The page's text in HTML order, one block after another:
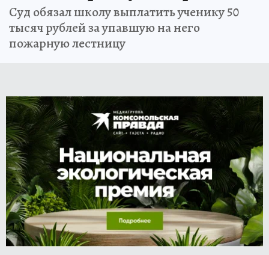
Суд обязал школу выплатить ученику 50
тысяч рублей за упавшую на него
пожарную лестницу